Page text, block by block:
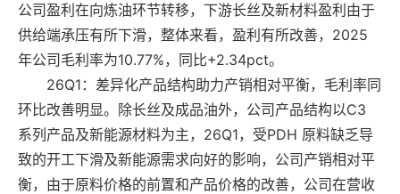
公司盈利在向炼油环节转移，下游长丝及新材料盈利由于
供给端承压有所下滑，整体来看，盈利有所改善，2025
年公司毛利率为10.77%，同比+2.34pct。
26Q1：差异化产品结构助力产销相对平衡，毛利率同
环比改善明显。除长丝及成品油外，公司产品结构以C3
系列产品及新能源材料为主，26Q1，受PDH 原料缺乏导
致的开工下滑及新能源需求向好的影响，公司产销相对平
衡，由于原料价格的前置和产品价格的改善，公司在营收